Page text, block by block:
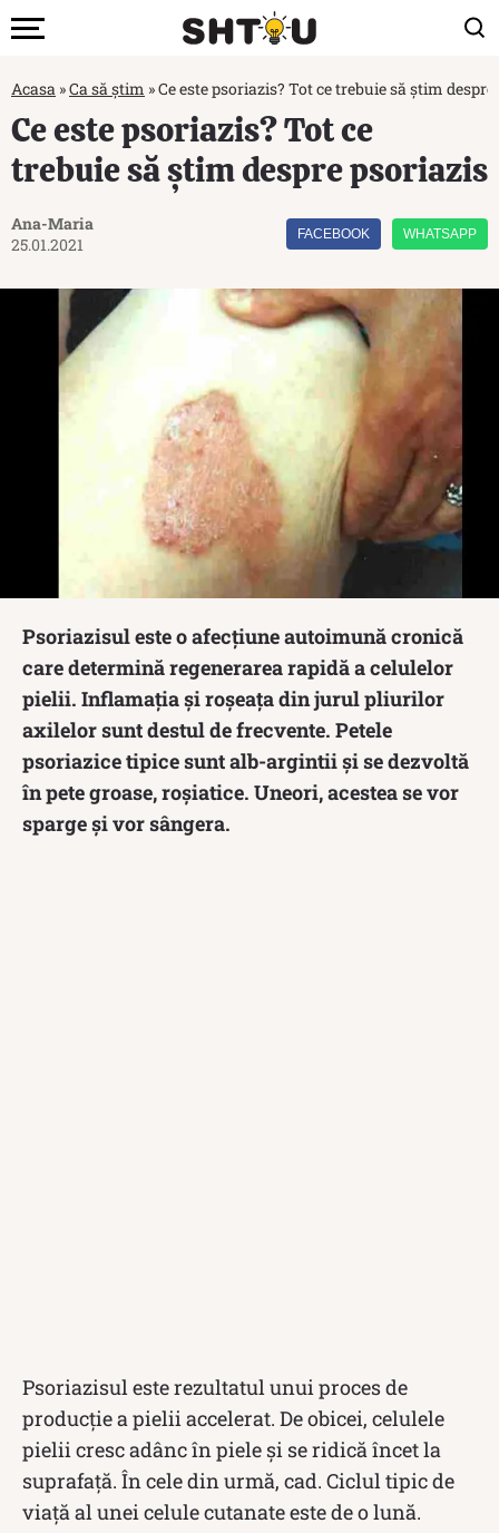
Acasa »Ca să știm »Ce este psoriazis? Tot ce trebuie să știm
Ce este psoriazis? Tot ce
trebuie să știm despre psoriazis
Ana-Maria
25.01.2021
FACEBOOK WHATSAPP
Psoriazisul este o afecțiune autoimună cronică
care determină regenerarea rapidă a celulelor
pielii. Inflamația și roșeața din jurul pliurilor
axilelor sunt destul de frecvente. Petele
psoriazice tipice sunt alb-argintii și se dezvoltă
în pete groase, roșiatice. Uneori, acestea se vor
sparge și vor sângera.
Psoriazisul este rezultatul unui proces de
producție a pielii accelerat. De obicei, celulele
pielii cresc adânc în piele și se ridică încet la
suprafață. În cele din urmă, cad. Ciclul tipic de
viață al unei celule cutanate este de o lună.